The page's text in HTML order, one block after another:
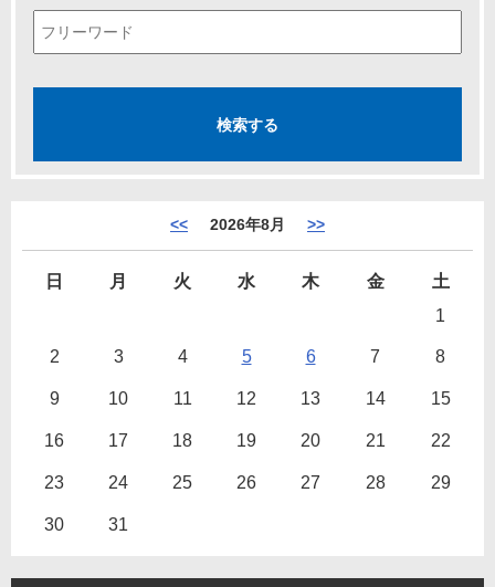
<< 2026年8月 >>
日 月 火 水 木 金
土
1
2 3 4 5 6 7 8
9 10 11 12 13 14 15
16 17 18 19 20 21 22
23 24 25 26 27 28 29
30 31